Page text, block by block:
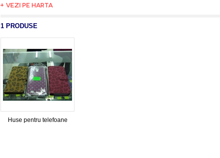
+ VEZI PE HARTA
1 PRODUSE
Huse pentru telefoane